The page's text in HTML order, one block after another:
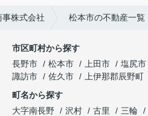
株式会社 松本市の不動産一覧
市区町村から探す
長野市
松本市 上田市 塩尻市
諏訪市
佐久市 上伊那郡辰野町
町名から探す
大字南長野
沢村 古里 三輪